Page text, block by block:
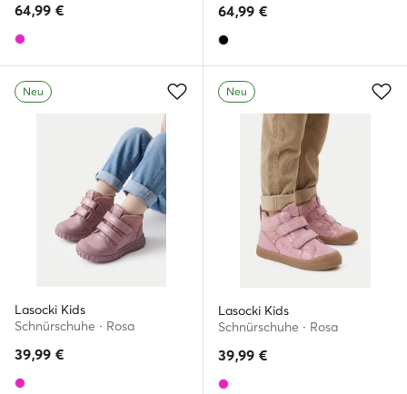
64,99 € 64,99 €
Neu
Lasocki Kids
Schnürschuhe · Rosa
39,99 €
Neu
Lasocki Kids
Schnürschuhe · Rosa
39,99 €